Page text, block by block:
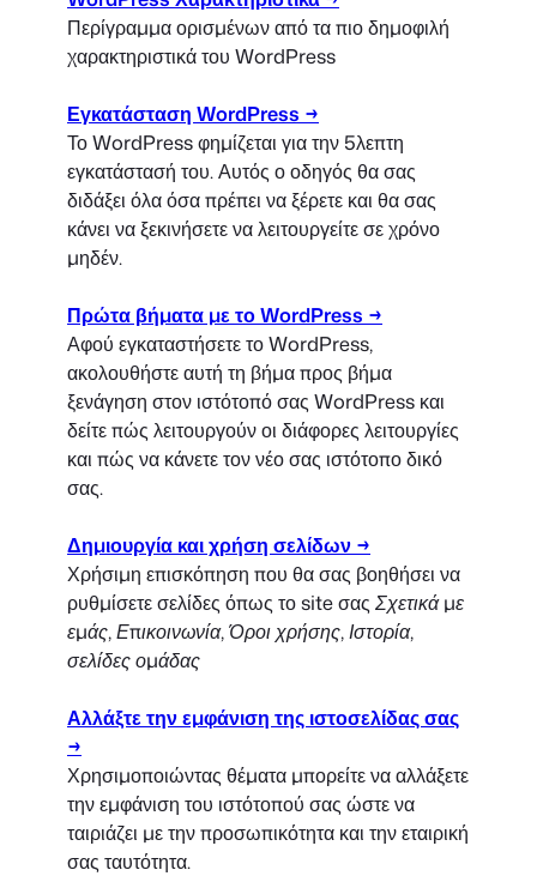
Περίγραμμα ορισμένων από τα πιο δημοφιλή
χαρακτηριστικά του WordPress
Εγκατάσταση WordPress →
Το WordPress φημίζεται για την 5λεπτη
εγκατάστασή του. Αυτός ο οδηγός θα σας
διδάξει όλα όσα πρέπει να ξέρετε και θα σας
κάνει να ξεκινήσετε να λειτουργείτε σε χρόνο
μηδέν.
Πρώτα βήματα με το WordPress →
Αφού εγκαταστήσετε το WordPress,
ακολουθήστε αυτή τη βήμα προς βήμα
ξενάγηση στον ιστότοπό σας WordPress και
δείτε πώς λειτουργούν οι διάφορες λειτουργίες
και πώς να κάνετε τον νέο σας ιστότοπο δικό
σας.
Δημιουργία και χρήση σελίδων →
Χρήσιμη επισκόπηση που θα σας βοηθήσει να
ρυθμίσετε σελίδες όπως το site σας Σχετικά με
εμάς, Επικοινωνία, Όροι χρήσης, Ιστορία,
σελίδες ομάδας
Αλλάξτε την εμφάνιση της ιστοσελίδας σας
→
Χρησιμοποιώντας θέματα μπορείτε να αλλάξετε
την εμφάνιση του ιστότοπού σας ώστε να
ταιριάζει με την προσωπικότητα και την εταιρική
σας ταυτότητα.